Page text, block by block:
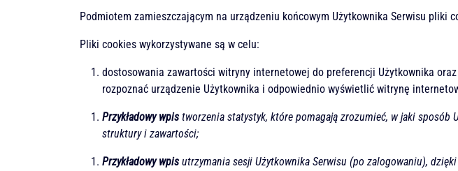
Podmiotem zamieszczającym na urządzeniu końcowym Użytkownika Serwisu pliki
Pliki cookies wykorzystywane są w celu:
dostosowania zawartości witryny internetowej do preferencji Użytkownika
rozpoznać urządzenie Użytkownika i odpowiednio wyświetlić witrynę
Przykładowy wpis tworzenia statystyk, które pomagają zrozumieć, w jaki
struktury i zawartości;
Przykładowy wpis utrzymania sesji Użytkownika Serwisu (po zalogowaniu),